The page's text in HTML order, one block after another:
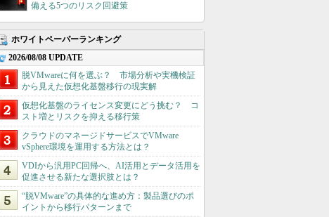
備える5つのリスク回避策
ホワイトペーパーランキング
2026/08/08 UPDATE
脱VMwareに何を選ぶ？ 市場分析や実機検証
から見えた仮想化基盤移行の現実解
仮想化基盤のライセンス変更にどう挑む？ コ
スト増とリスクを抑える移行策
クラウドのマネージドサービスでVMware
vSphere環境を運用する方法とは？
VDIから汎用PC回帰へ、AI活用とデータ活用を
促進させる新たな選択肢とは？
“脱VMware”の具体的な進め方：製品選びのポ
イントから移行パターンまで